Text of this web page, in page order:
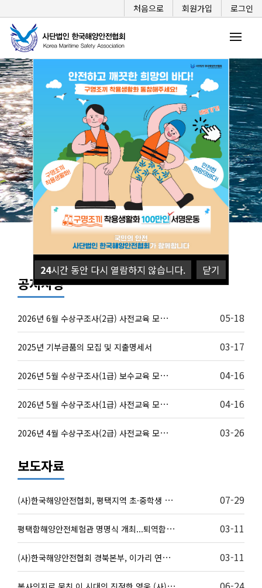
24시간 동안 다시 열람하지 않습니다. 닫기
로그인
회원가입
처음으로
공지사항
2
026년 6월 수상구조사(2급) 사전교육 모집 안내 05-18
2025년 기부금품의 모집 및 지출명세서 03-17
2
026년 5월 수상구조사(1급) 보수교육 모집 안내 04-16
2
026년 5월 수상구조사(1급) 사전교육 모집 안내 04-16
2
026년 4월 수상구조사(2급) 사전교육 모집 안내 03-26
보도자료
(
사)한국해양안전협회, 평택지역 초·중학생 대상 스킨스… 07-29
평
택함해양안전체험관 명명식 개최...퇴역함정 평택함의 … 03-11
(
사)한국해양안전협회 경북본부, 이가리 연안 정화활동으… 03-11